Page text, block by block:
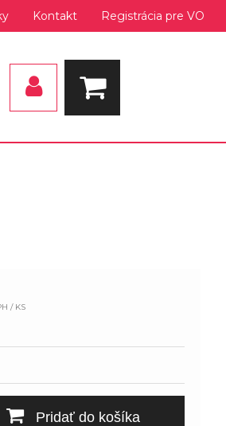
Kontakt Registrácia pre VO
/ KS
Pridať do košíka